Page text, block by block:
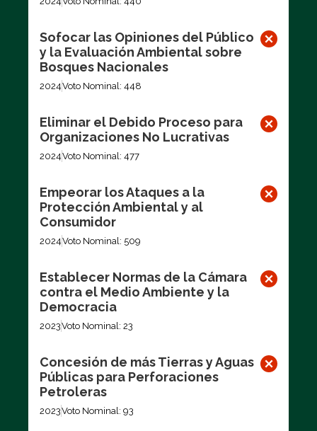
Sofocar las Opiniones del Público
y la Evaluación Ambiental sobre
Bosques Nacionales
2024Voto Nominal: 448
Eliminar el Debido Proceso para
Organizaciones No Lucrativas
2024Voto Nominal: 477
Empeorar los Ataques a la
Protección Ambiental y al
Consumidor
2024Voto Nominal: 509
Establecer Normas de la Cámara
contra el Medio Ambiente y la
Democracia
2023Voto Nominal: 23
Concesión de más Tierras y Aguas
Públicas para Perforaciones
Petroleras
2023Voto Nominal: 93